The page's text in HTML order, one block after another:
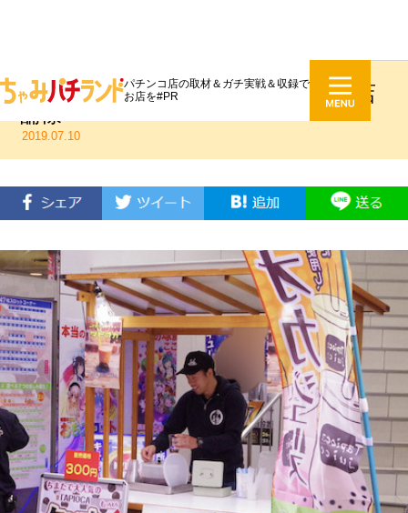
パチンコ店の取材＆ガチ実戦＆収録で
お店を#PR
タピオカミルクティー＠足立区某店
2019.07.10